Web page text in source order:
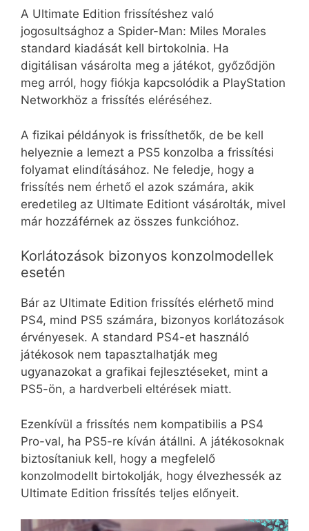
A Ultimate Edition frissítéshez való
jogosultsághoz a Spider-Man: Miles Morales
standard kiadását kell birtokolnia. Ha
digitálisan vásárolta meg a játékot, győződjön
meg arról, hogy fiókja kapcsolódik a PlayStation
Networkhöz a frissítés eléréséhez.
A fizikai példányok is frissíthetők, de be kell
helyeznie a lemezt a PS5 konzolba a frissítési
folyamat elindításához. Ne feledje, hogy a
frissítés nem érhető el azok számára, akik
eredetileg az Ultimate Editiont vásárolták, mivel
már hozzáférnek az összes funkcióhoz.
Korlátozások bizonyos konzolmodellek
esetén
Bár az Ultimate Edition frissítés elérhető mind
PS4, mind PS5 számára, bizonyos korlátozások
érvényesek. A standard PS4-et használó
játékosok nem tapasztalhatják meg
ugyanazokat a grafikai fejlesztéseket, mint a
PS5-ön, a hardverbeli eltérések miatt.
Ezenkívül a frissítés nem kompatibilis a PS4
Pro-val, ha PS5-re kíván átállni. A játékosoknak
biztosítaniuk kell, hogy a megfelelő
konzolmodellt birtokolják, hogy élvezhessék az
Ultimate Edition frissítés teljes előnyeit.